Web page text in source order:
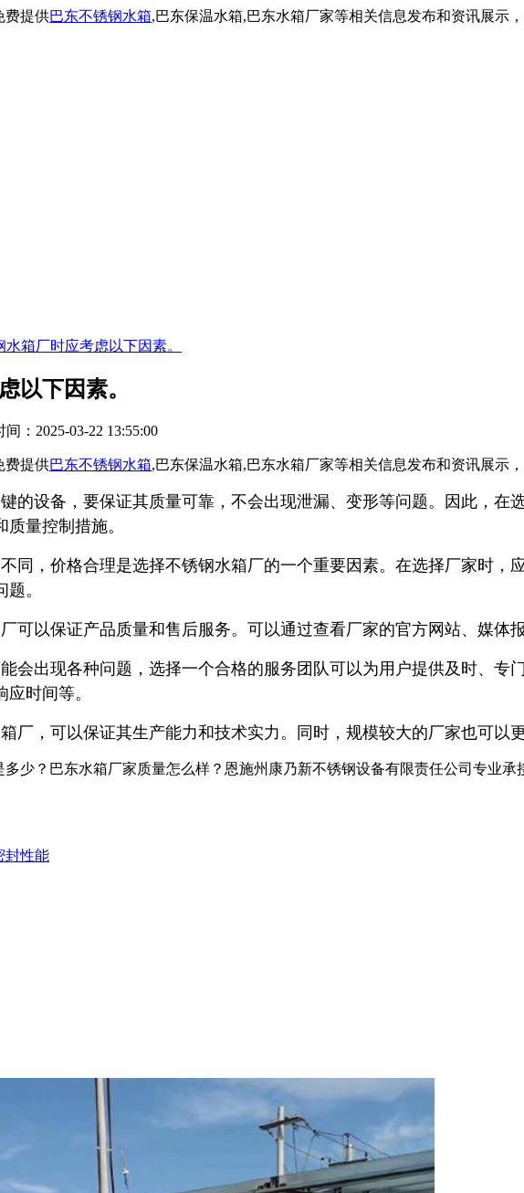
费提供巴东不锈钢水箱,巴东保温水箱,巴东水箱厂家等相关信息发布和资讯展示，
箱厂时应考虑以下因素。
以下因素。
：2025-03-22 13:55:00
费提供巴东不锈钢水箱,巴东保温水箱,巴东水箱厂家等相关信息发布和资讯展示，
的设备，要保证其质量可靠，不会出现泄漏、变形等问题。因此，在
量控制措施。
同，价格合理是选择不锈钢水箱厂的一个重要因素。在选择厂家时，
。
可以保证产品质量和售后服务。可以通过查看厂家的官方网站、媒体
会出现各种问题，选择一个合格的服务团队可以为用户提供及时、专
时间等。
厂，可以保证其生产能力和技术实力。同时，规模较大的厂家也可以
少？巴东水箱厂家质量怎么样？恩施州康乃新不锈钢设备有限责任公司专业
封性能